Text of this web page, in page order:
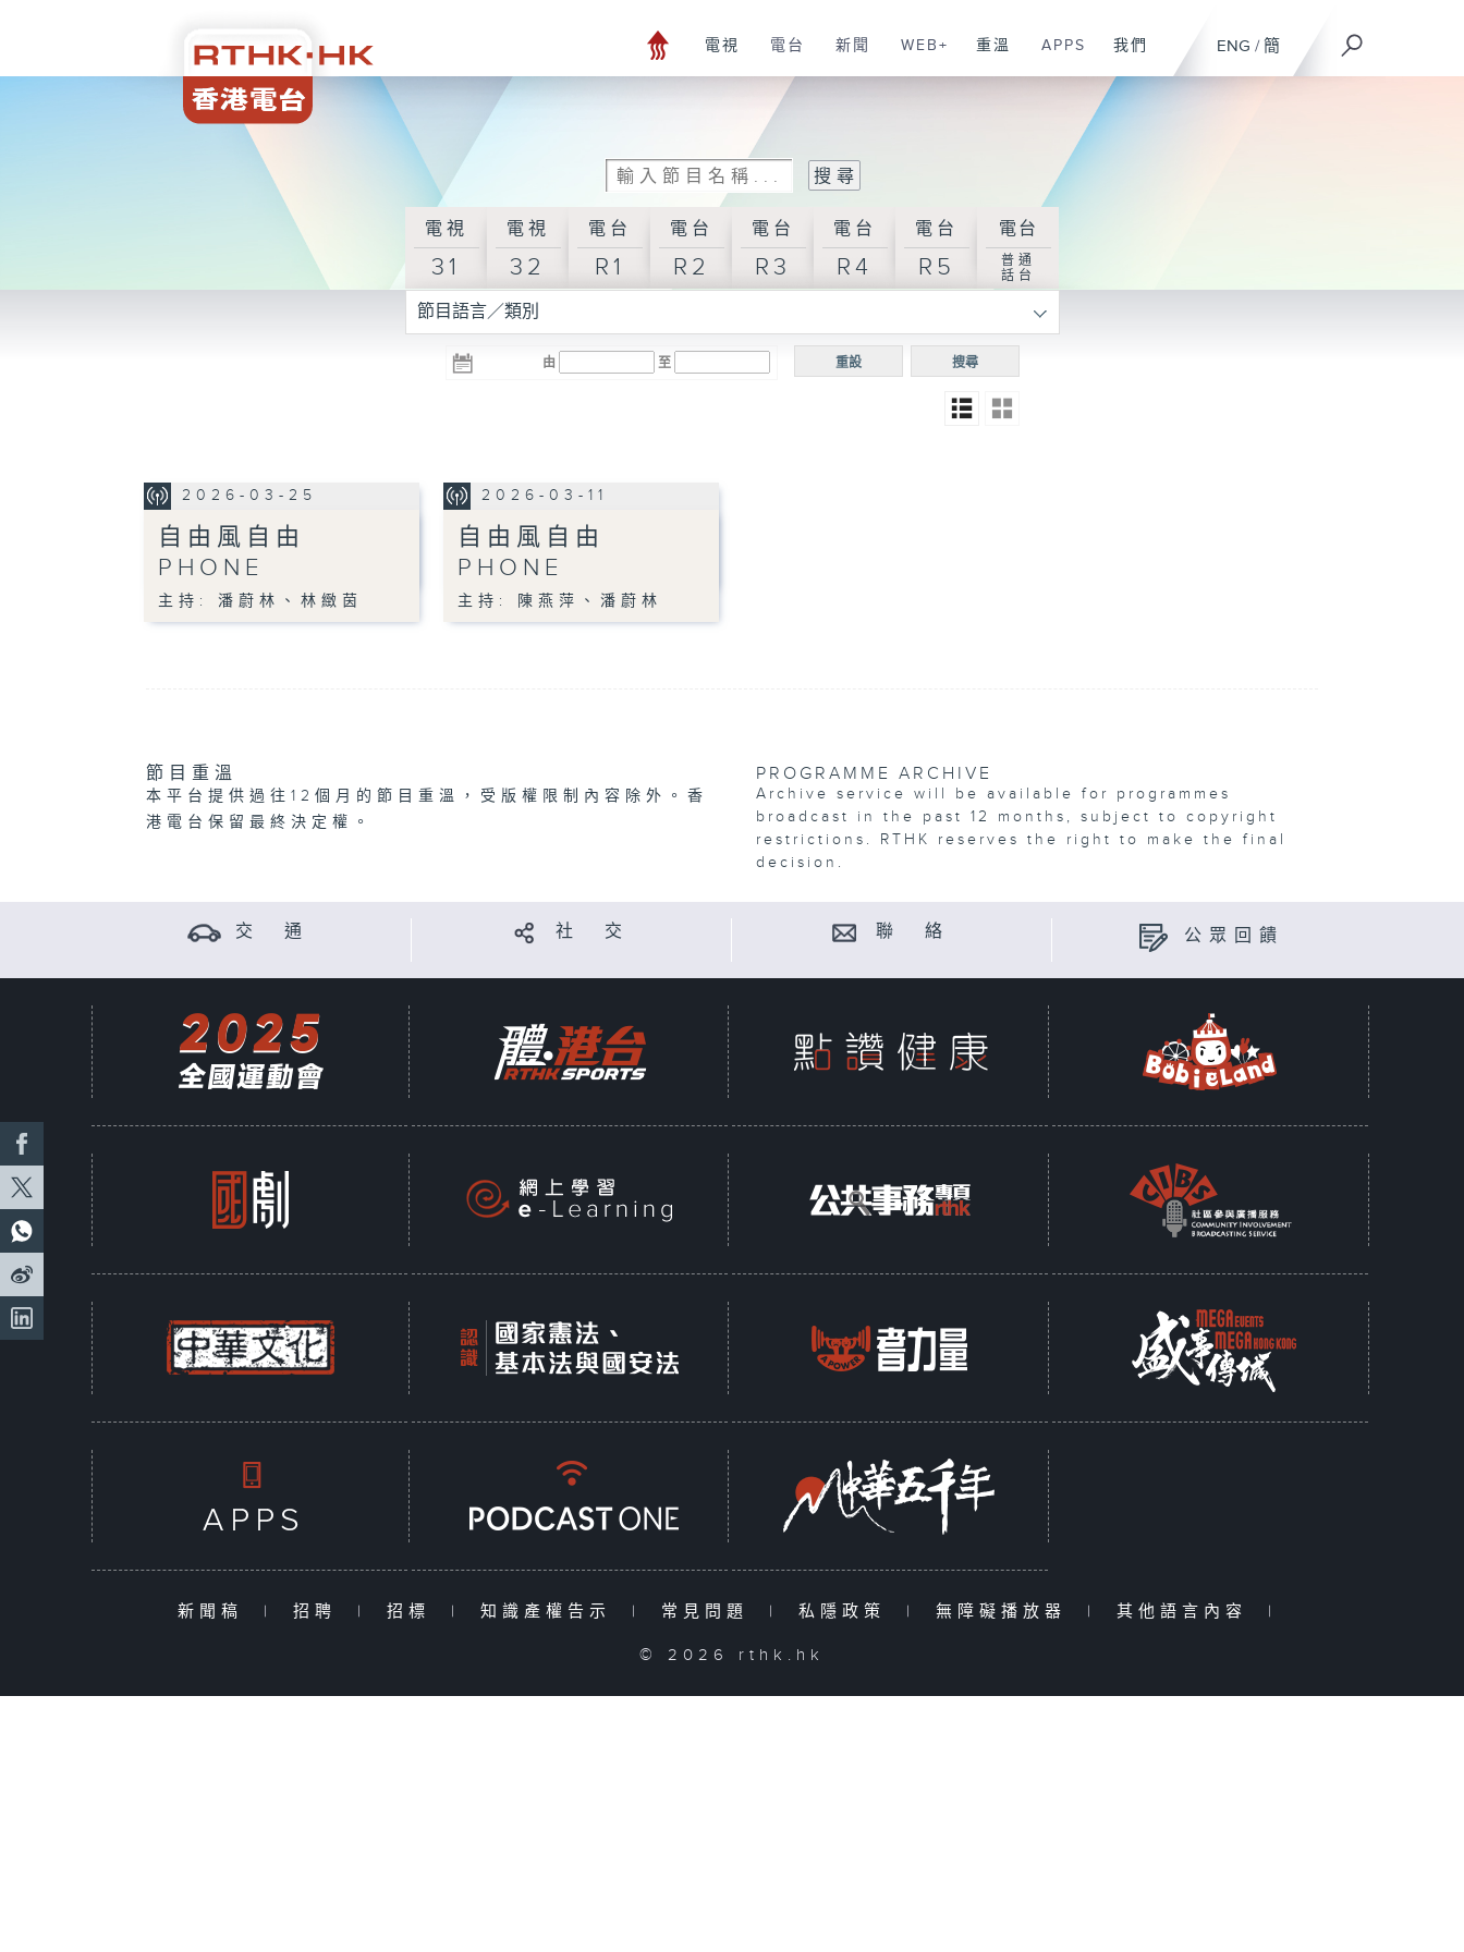
ENG / 簡
電視 電台 新聞 WEB+ 重溫 APPS 我們
電視
31
電視
32
電台
R1
電台
R2
電台
R3
電台
R4
電台
R5
電台
普通
話台
節目語言／類別
由 至 搜尋
重設
2026-03-25
自由風自由
PHONE
主持: 潘蔚林、林緻茵
2026-03-11
自由風自由
PHONE
主持: 陳燕萍、潘蔚林
節目重溫
本平台提供過往12個月的節目重溫，受版權限制內容除外。香
港電台保留最終決定權。
PROGRAMME ARCHIVE
Archive service will be available for programmes
broadcast in the past 12 months, subject to copyright
restrictions. RTHK reserves the right to make the final
decision.
交 通 社 交 聯 絡 公眾回饋
新聞稿 | 招聘 | 招標 | 知識產權告示 | 常見問題 | 私隱政策 | 無障礙播放器 | 其他語言內容 |
© 2026 rthk.hk